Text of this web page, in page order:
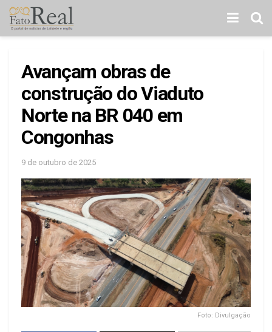
Avançam obras de
construção do Viaduto
Norte na BR 040 em
Congonhas
9 de outubro de 2025
Foto: Divulgação